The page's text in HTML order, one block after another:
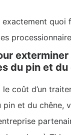
exactement quoi
exterminer
du pin et du
coût d’un
pin et du chêne,